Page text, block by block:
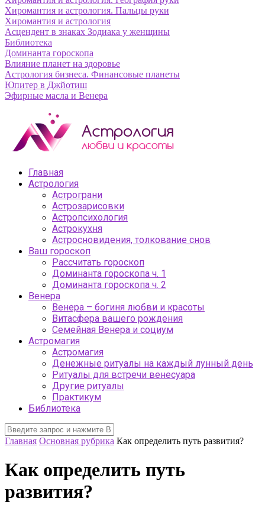
Хиромантия и астрология. Пальцы руки
Хиромантия и астрология
Асцендент в знаках Зодиака у женщины
Библиотека
Доминанта гороскопа
Влияние планет на здоровье
Астрология бизнеса. Финансовые планеты
Юпитер в Джйотиш
Эфирные масла и Венера
Главная
Астрология
Астрограни
Астрозарисовки
Астропсихология
Астрокухня
Астросновидения, толкование снов
Ваш гороскоп
Рассчитать гороскоп
Доминанта гороскопа ч. 1
Доминанта гороскопа ч. 2
Венера
Венера – богиня любви и красоты
Витасфера вашего рождения
Семейная Венера и социум
Астромагия
Астромагия
Денежные ритуалы на каждый лунный день
Ритуалы для встречи венесуара
Другие ритуалы
Практикум
Библиотека
Главная Основная рубрика Как определить путь развития?
Как определить путь
развития?